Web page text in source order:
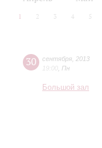
1 2 3 4 5
30 сентября 2013
19:00 Пн
Большой зал